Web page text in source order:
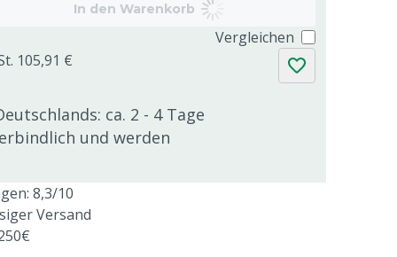
In den Warenkorb
105,91 €
ca. 2 - 4 Tage
und werden
Vergleichen
8,3/10
Versand